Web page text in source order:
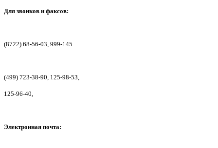
Для звонков и факсов:
(8722) 68-56-03, 999-145
(499) 723-38-90, 125-98-53,
125-96-40,
Электронная почта: